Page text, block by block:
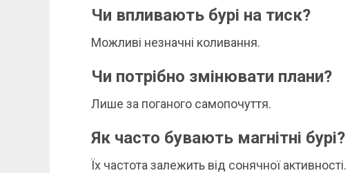
Чи впливають бурі на тиск?
Можливі незначні коливання.
Чи потрібно змінювати плани?
Лише за поганого самопочуття.
Як часто бувають магнітні бурі?
Їх частота залежить від сонячної активності.